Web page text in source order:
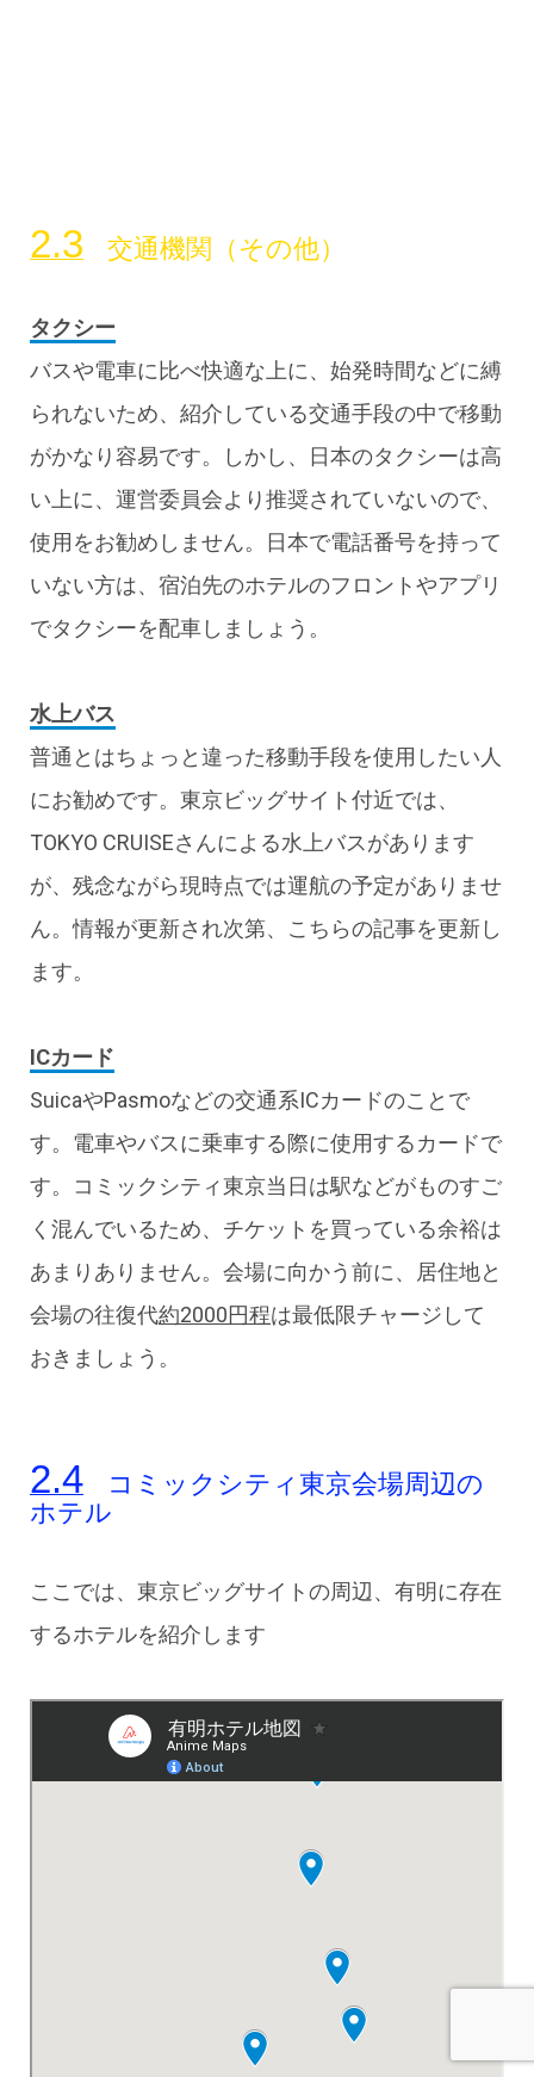
交通機関（その他）
タクシー
バスや電車に比べ快適な上に、始発時間などに縛
られないため、紹介している交通手段の中で移動
がかなり容易です。しかし、日本のタクシーは高
い上に、運営委員会より推奨されていないので、
使用をお勧めしません。日本で電話番号を持って
いない方は、宿泊先のホテルのフロントやアプリ
でタクシーを配車しましょう。
水上バス
普通とはちょっと違った移動手段を使用したい人
にお勧めです。東京ビッグサイト付近では、
TOKYO CRUISEさんによる水上バスがあります
が、残念ながら現時点では運航の予定がありませ
ん。情報が更新され次第、こちらの記事を更新し
ます。
ICカード
SuicaやPasmoなどの交通系ICカードのことで
す。電車やバスに乗車する際に使用するカードで
す。コミックシティ東京当日は駅などがものすご
く混んでいるため、チケットを買っている余裕は
あまりありません。会場に向かう前に、居住地と
会場の往復代約2000円程は最低限チャージして
おきましょう。
コミックシティ東京会場周辺の
ホテル
ここでは、東京ビッグサイトの周辺、有明に存在
するホテルを紹介します